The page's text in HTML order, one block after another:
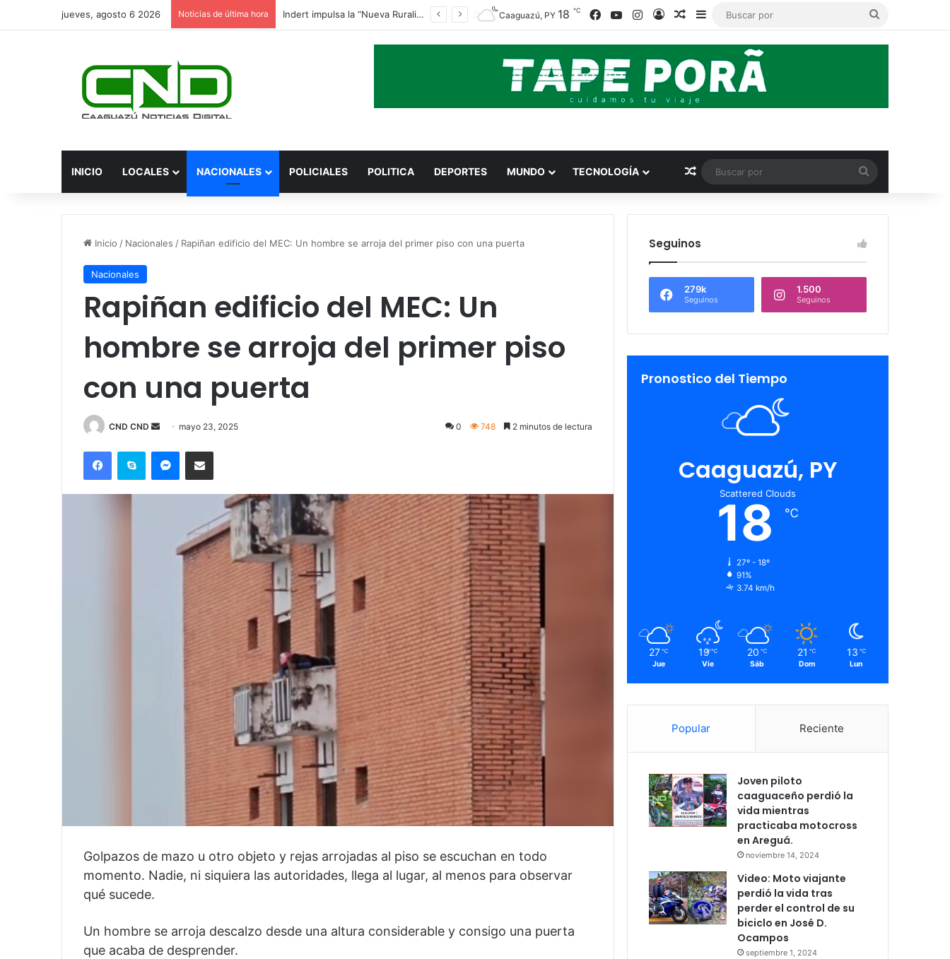
jueves, agosto 6 2026 Noticias de última hora Indert impulsa la “Nueva Ruralidad” para garantizar la titulación de tierras a familias campesinas. Caaguazú, PY 18 ℃ Facebook
YouTubeInstagramAccesoPublicación al azar
Barra lateral
INICIO LOCALES NACIONALES POLICIALES POLITICA DEPORTES MUNDO TECNOLOGÍA Publicación al azar
por
Inicio / Nacionales / Rapiñan edificio del MEC: Un hombre se arroja del primer piso con una puerta
Nacionales
Rapiñan edificio del MEC: Un
hombre se arroja del primer piso
con una puerta
CND CND
n
d
a
mayo 23, 2025 0 748 2 minutos de lectura
Golpazos de mazo u otro objeto y rejas arrojadas al piso se escuchan en todo
momento. Nadie, ni siquiera las autoridades, llega al lugar, al menos para observar
qué sucede.
Un hombre se arroja descalzo desde una altura considerable y consigo una puerta
que acaba de desprender.
Seguinos
279k
Seguinos
1.500
Seguinos
Pronostico del Tiempo
Caaguazú, PY
Scattered Clouds
18 ℃
27º - 18º
91%
3.74 km/h
27 ℃
Jue
19 ℃
Vie
20 ℃
Sáb
21 ℃
Dom
13 ℃
Lun
Popular Reciente
Joven piloto
caaguaceño perdió la
vida mientras
practicaba motocross
en Areguá.
noviembre 14, 2024
Video: Moto viajante
perdió la vida tras
perder el control de su
biciclo en José D.
Ocampos
septiembre 1, 2024